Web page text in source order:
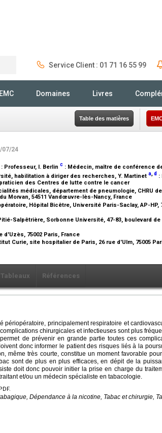
Service Client : 01 71 16 55 99
Domaines Livres
Table des matières
07/24
: Professeur, I. Berlin c : Médecin, maître de conférence
habilitation à diriger des recherches, Y. Martinet a d :
des Centres de lutte contre le cancer
médicales, département de pneumologie, CHRU
Morvan, 54511 Vandœuvre-lès-Nancy, France
Hôpital Bicêtre, Université Paris-Saclay, AP-HP,
Salpêtrière, Sorbonne Université, 47-83, boulevard de
d'Uzès, 75002 Paris, France
Curie, site hospitalier de Paris, 26 rue d'Ulm, 75005
Tableaux Références
périopératoire, principalement respiratoire et
chirurgicales et infectieuses sont plus
de prévenir en grande partie toutes ces
donc informer le patient des risques liés à la
même très courte, constitue un moment favorable
sont de plus en plus efficaces, en dépit de la
doit donc pouvoir initier la prise en charge du
et/ou un médecin spécialiste en tabacologie.
Dépendance à la nicotine, Tabac et chirurgie,